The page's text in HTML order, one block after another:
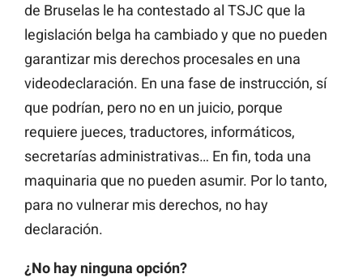
de Bruselas le ha contestado al TSJC que la
legislación belga ha cambiado y que no pueden
garantizar mis derechos procesales en una
videodeclaración. En una fase de instrucción, sí
que podrían, pero no en un juicio, porque
requiere jueces, traductores, informáticos,
secretarías administrativas… En fin, toda una
maquinaria que no pueden asumir. Por lo tanto,
para no vulnerar mis derechos, no hay
declaración.
¿No hay ninguna opción?